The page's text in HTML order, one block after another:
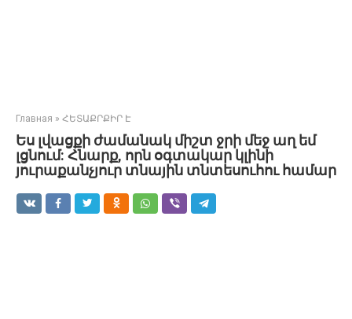
Главная » ՀԵՏԱՔՐՔԻՐ Է
Ես լվացքի ժամանակ միշտ ջրի մեջ աղ եմ
լցնում: Հնարք, որն օգտակար կլինի
յուրաքանչյուր տնային տնտեսուհու համար